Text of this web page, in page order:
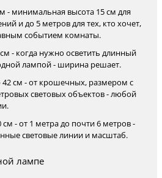
- минимальная высота 15 см для
и до 5 метров для тех, кто хочет,
событием комнаты.
- когда нужно осветить длинный
лампой - ширина решает.
42 см - от крошечных, размером с
световых объектов - любой
см - от 1 метра до почти 6 метров -
световые линии и масштаб.
лампе